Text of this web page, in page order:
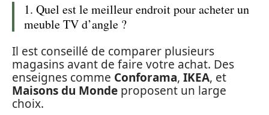
1. Quel est le meilleur endroit pour acheter un
meuble TV d’angle ?
Il est conseillé de comparer plusieurs
magasins avant de faire votre achat. Des
enseignes comme Conforama, IKEA, et
Maisons du Monde proposent un large
choix.